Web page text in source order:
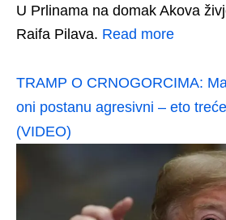
U Prlinama na domak Akova
Raifa Pilava. Read more
TRAMP O CRNOGORCIMA:
oni postanu agresivni – eto
(VIDEO)